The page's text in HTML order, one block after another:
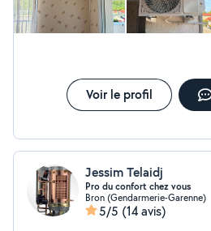
Voir le profil
Jessim Telaidj
Pro du confort chez vous
Bron (Gendarmerie-Garenne)
5/5 (14 avis)